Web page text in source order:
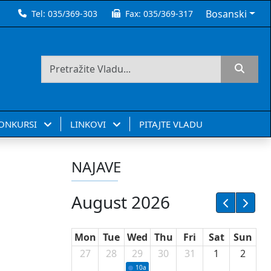
Tel:035/369-303 Fax:035/369-317 Bosanski
LINKOVI PITAJTE VLADU
NAJAVE
August 2026
Mon Tue Wed Thu Fri Sat
Sun
27
28 29
10a Potpisivanje ugovora sa neprofitnim
30 31 1 2